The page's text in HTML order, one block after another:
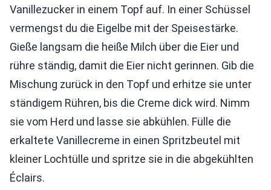
Vanillezucker in einem Topf auf. In einer Schüssel
vermengst du die Eigelbe mit der Speisestärke.
Gieße langsam die heiße Milch über die Eier und
rühre ständig, damit die Eier nicht gerinnen. Gib die
Mischung zurück in den Topf und erhitze sie unter
ständigem Rühren, bis die Creme dick wird. Nimm
sie vom Herd und lasse sie abkühlen. Fülle die
erkaltete Vanillecreme in einen Spritzbeutel mit
kleiner Lochtülle und spritze sie in die abgekühlten
Éclairs.